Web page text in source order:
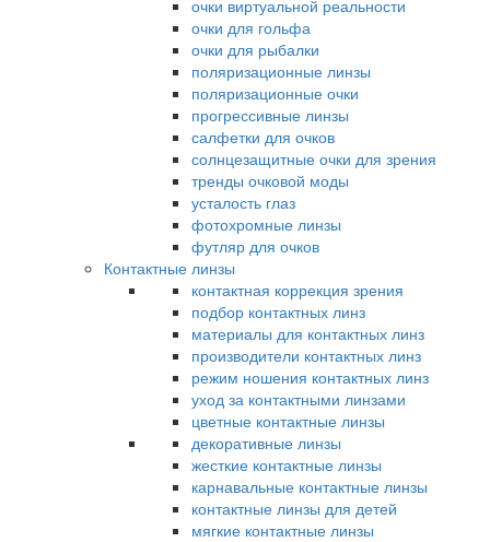
очки виртуальной реальности
очки для гольфа
очки для рыбалки
поляризационные линзы
поляризационные очки
прогрессивные линзы
салфетки для очков
солнцезащитные очки для зрения
тренды очковой моды
усталость глаз
фотохромные линзы
футляр для очков
Контактные линзы
контактная коррекция зрения
подбор контактных линз
материалы для контактных линз
производители контактных линз
режим ношения контактных линз
уход за контактными линзами
цветные контактные линзы
декоративные линзы
жесткие контактные линзы
карнавальные контактные линзы
контактные линзы для детей
мягкие контактные линзы